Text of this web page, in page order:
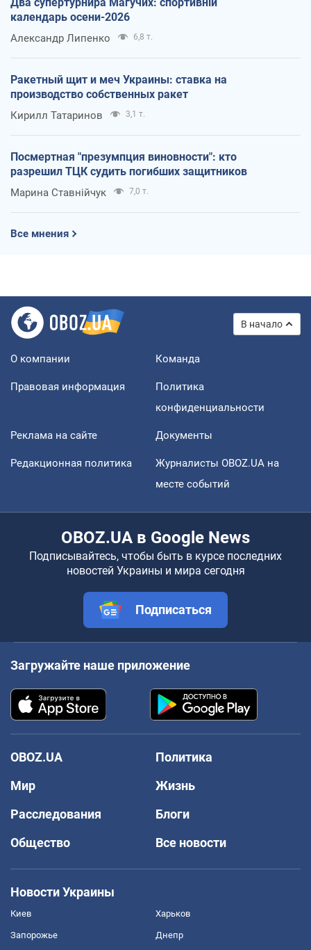
календарь осени-2026
Александр Липенко 6,8 т.
Ракетный щит и меч Украины: ставка на
производство собственных ракет
Кирилл Татаринов 3,1 т.
Посмертная "презумпция виновности": кто
разрешил ТЦК судить погибших защитников
Марина Ставнійчук 7,0 т.
Все мнения
В начало
О компании Команда
Правовая информация
Политика
конфиденциальности
Реклама на сайте Документы
Редакционная политика
Журналисты OBOZ.UA на
месте событий
OBOZ.UA в Google News
Подписывайтесь, чтобы быть в курсе последних
новостей Украины и мира сегодня
Подписаться
Загружайте наше приложение
OBOZ.UA
Политика
Мир
Жизнь
Расследования
Блоги
Общество
Все новости
Новости Украины
Киев Харьков
Запорожье Днепр